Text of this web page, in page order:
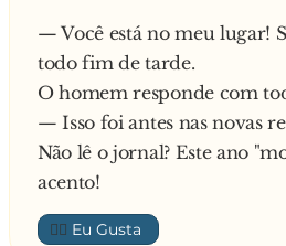
continuou:
- Então, ficas a pensar e:
1. Não percebe como ela
2. Ainda não acredita que
3. Você sabe que ela não
4. Você sabe que ela não vai
5. Você não entende bem
— Você está no meu lugar!
todo fim de tarde.
O homem responde com
— Isso foi antes nas novas
Não lê o jornal? Este ano
acento!
👍🏼